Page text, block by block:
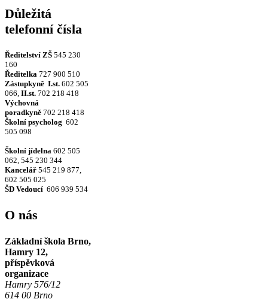
Důležitá
telefonní čísla
Ředitelství ZŠ 545 230
160
Ředitelka 727 900 510
Zástupkyně I.st. 602 505
066, II.st. 702 218 418
Výchovná
poradkyně 702 218 418
Školní psycholog 602
505 098
Školní jídelna 602 505
062, 545 230 344
Kancelář 545 219 877,
602 505 025
ŠD Vedoucí 606 939 534
O nás
Základní škola Brno,
Hamry 12,
příspěvková
organizace
Hamry 576/12
614 00 Brno